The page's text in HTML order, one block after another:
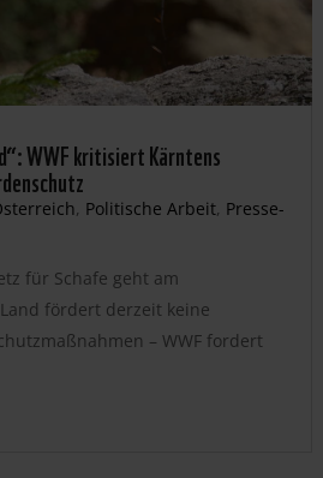
WWF kritisiert Kärntens
, Politische Arbeit, Presse-
für Schafe geht am
fördert derzeit keine
– WWF fordert